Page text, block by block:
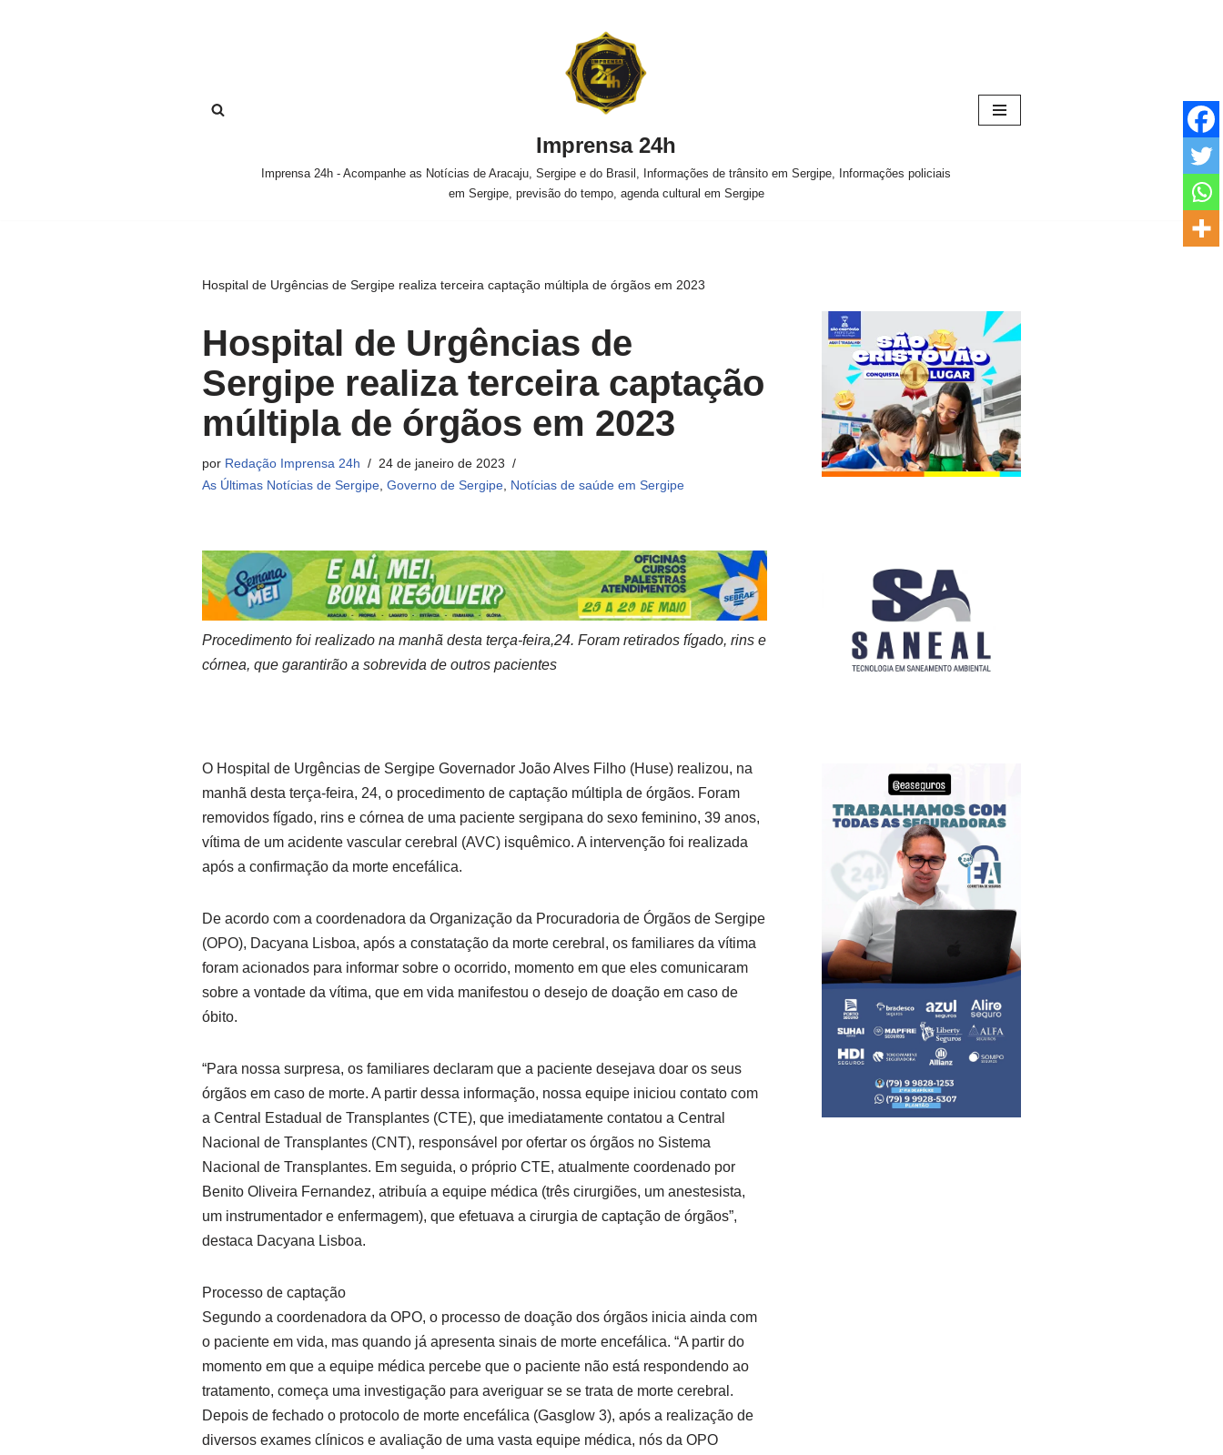
Imprensa 24h
Imprensa 24h - Acompanhe as Notícias de Aracaju, Sergipe e do Brasil, Informações de trânsito em Sergipe, Informações policiais
em Sergipe, previsão do tempo, agenda cultural em Sergipe
Hospital de Urgências de Sergipe realiza terceira captação múltipla de órgãos em 2023
Hospital de Urgências de
Sergipe realiza terceira captação
múltipla de órgãos em 2023
por Redação Imprensa 24h
24 de janeiro de 2023
As Últimas Notícias de Sergipe Governo de Sergipe Notícias de saúde em Sergipe
Procedimento foi realizado na manhã desta terça-feira,24. Foram retirados fígado, rins e
córnea, que garantirão a sobrevida de outros pacientes
O Hospital de Urgências de Sergipe Governador João Alves Filho (Huse) realizou, na
manhã desta terça-feira, 24, o procedimento de captação múltipla de órgãos. Foram
removidos fígado, rins e córnea de uma paciente sergipana do sexo feminino, 39 anos,
vítima de um acidente vascular cerebral (AVC) isquêmico. A intervenção foi realizada
após a confirmação da morte encefálica.
De acordo com a coordenadora da Organização da Procuradoria de Órgãos de Sergipe
(OPO), Dacyana Lisboa, após a constatação da morte cerebral, os familiares da vítima
foram acionados para informar sobre o ocorrido, momento em que eles comunicaram
sobre a vontade da vítima, que em vida manifestou o desejo de doação em caso de
óbito.
“Para nossa surpresa, os familiares declaram que a paciente desejava doar os seus
órgãos em caso de morte. A partir dessa informação, nossa equipe iniciou contato com
a Central Estadual de Transplantes (CTE), que imediatamente contatou a Central
Nacional de Transplantes (CNT), responsável por ofertar os órgãos no Sistema
Nacional de Transplantes. Em seguida, o próprio CTE, atualmente coordenado por
Benito Oliveira Fernandez, atribuía a equipe médica (três cirurgiões, um anestesista,
um instrumentador e enfermagem), que efetuava a cirurgia de captação de órgãos”,
destaca Dacyana Lisboa.
Processo de captação
Segundo a coordenadora da OPO, o processo de doação dos órgãos inicia ainda com
o paciente em vida, mas quando já apresenta sinais de morte encefálica. “A partir do
momento em que a equipe médica percebe que o paciente não está respondendo ao
tratamento, começa uma investigação para averiguar se se trata de morte cerebral.
Depois de fechado o protocolo de morte encefálica (Gasglow 3), após a realização de
diversos exames clínicos e avaliação de uma vasta equipe médica, nós da OPO